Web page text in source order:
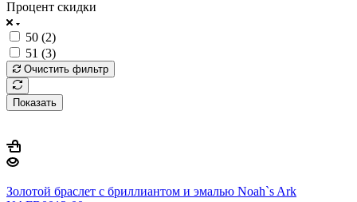
Процент скидки
50 (2)
51 (3)
Очистить фильтр
Показать
Золотой браслет с бриллиантом и эмалью Noah`s Ark